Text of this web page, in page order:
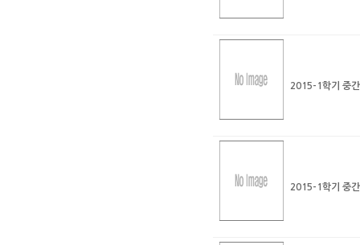
2015-1학기 중
2015-1학기 중